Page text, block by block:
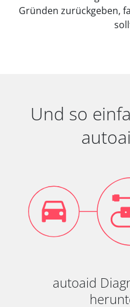
Gründen zurückgeben,
Und so
autoaid